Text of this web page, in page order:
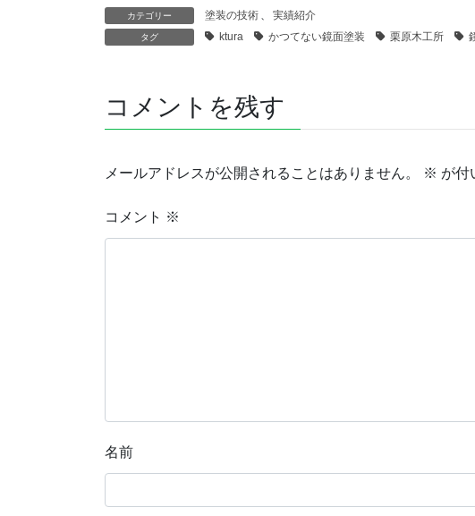
カテゴリー 塗装の技術 、 実績紹介
タグ ktura かつてない鏡面塗装 栗原木工所
コメントを残す
メールアドレスが公開されることはありません。 ※ が付
コメント ※
名前